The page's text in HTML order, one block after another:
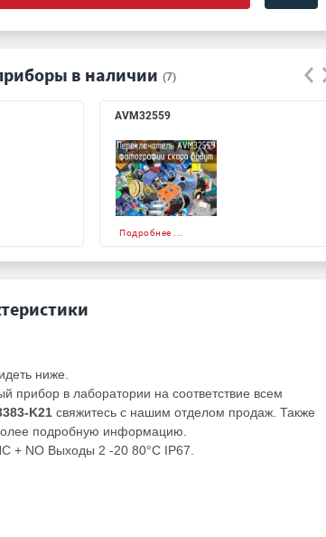
в наличии (7)
AVM32559
Подробнее ...
ниже.
прибор в лаборатории на соответствие всем
K21 свяжитесь с нашим отделом продаж. Также
подробную информацию.
+ NO Выходы 2 -20 80°C IP67.